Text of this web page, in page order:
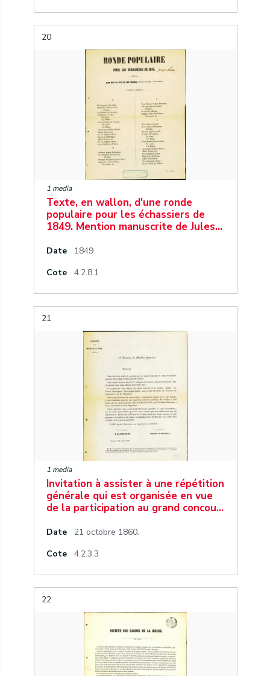
20
1 media
Texte, en wallon, d'une ronde
populaire pour les échassiers de
1849. Mention manuscrite de Jules…
Date
1849
Cote
4.2.8.1
21
1 media
Invitation à assister à une répétition
générale qui est organisée en vue
de la participation au grand concou…
Date
21 octobre 1860.
Cote
4.2.3.3
22